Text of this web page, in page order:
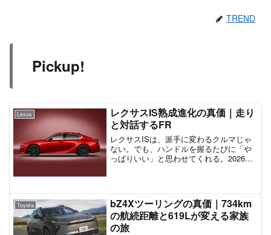
TREND
Pickup!
Lexus
レクサスIS熟成進化の真価｜走り
と対話するFR
レクサスISは、派手に変わるクルマじゃ
ない。でも、ハンドルを握るたびに「や
っぱりいい」と思わせてくれる。2026年1
キーワードは...
Toyota
bZ4Xツーリングの真価｜734km
の航続距離と619Lが変える家族
の旅